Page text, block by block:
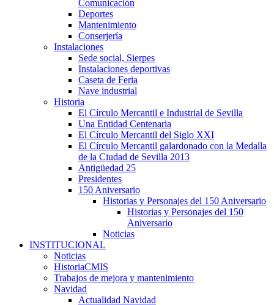
Comunicación
Deportes
Mantenimiento
Conserjería
Instalaciones
Sede social, Sierpes
Instalaciones deportivas
Caseta de Feria
Nave industrial
Historia
El Círculo Mercantil e Industrial de Sevilla
Una Entidad Centenaria
El Círculo Mercantil del Siglo XXI
El Círculo Mercantil galardonado con la Medalla
de la Ciudad de Sevilla 2013
Antigüedad 25
Presidentes
150 Aniversario
Historias y Personajes del 150 Aniversario
Historias y Personajes del 150
Aniversario
Noticias
INSTITUCIONAL
Noticias
HistoriaCMIS
Trabajos de mejora y mantenimiento
Navidad
Actualidad Navidad